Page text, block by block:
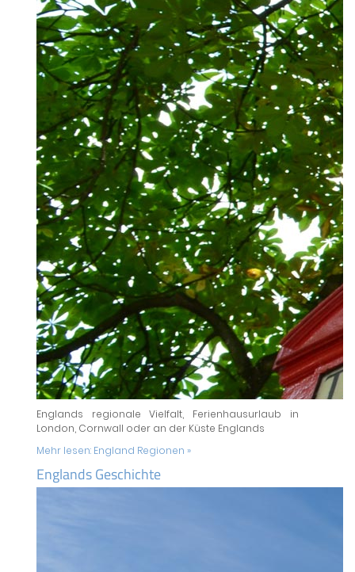
Englands regionale Vielfalt, Ferienhausurlaub in
London, Cornwall oder an der Küste Englands
Mehr lesen: England Regionen »
Englands Geschichte